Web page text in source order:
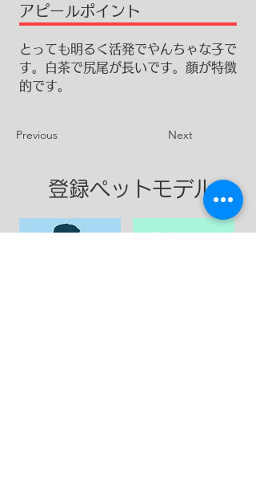
とっても明るく活発でやんちゃな子で
す。白茶で尻尾が長いです。顔が特徴
的です。
​アピールポイント
Previous Next
登録ペットモデル